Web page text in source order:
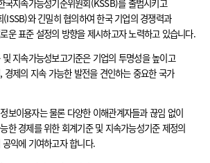
지속가능성기준위원회(KSSB)를 출범시키고
(ISSB)와 긴밀히 협의하여 한국 기업의 경쟁력과
운 표준 설정의 방향을 제시하고자 노력하고 있습니다.
지속가능성보고기준은 기업의 투명성을 높이고
경제의 지속 가능한 발전을 견인하는 중요한 국가
보이용자는 물론 다양한 이해관계자들과 끊임 없이
한 경제를 위한 회계기준 및 지속가능성기준 제정의
익에 기여하고자 합니다.